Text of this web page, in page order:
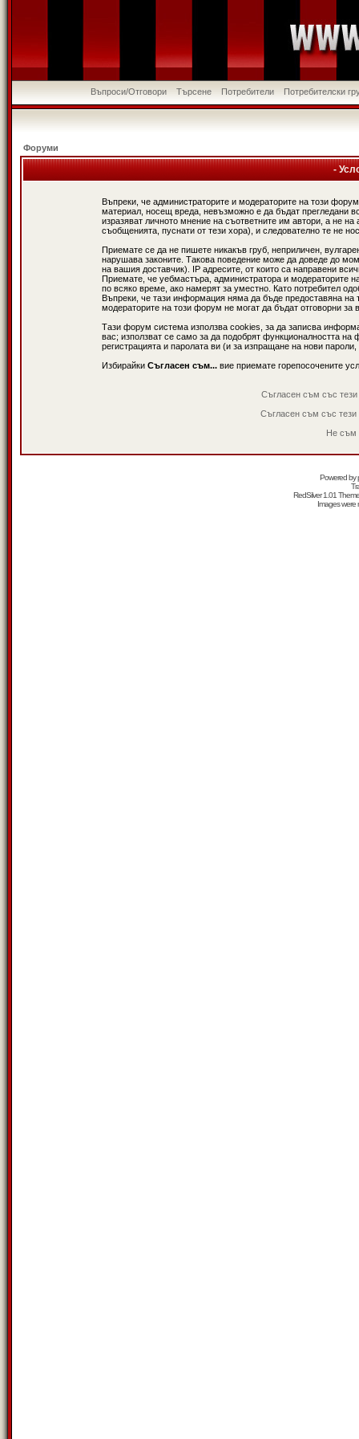
Въпроси/Отговори Търсене Потребители Потребителски
Форуми
-
Въпреки, че администраторите и модераторите на този
материал, носещ вреда, невъзможно е да бъдат прегледани
изразяват личното мнение на съответните им автори, а не
съобщенията, пуснати от тези хора), и следователно те не
Приемате се да не пишете никакъв груб, неприличен,
нарушава законите. Такова поведение може да доведе до
на вашия доставчик). IP адресите, от които са направени
Приемате, че уебмастъра, администратора и модераторите
по всяко време, ако намерят за уместно. Като потребител
Въпреки, че тази информация няма да бъде предоставяна
модераторите на този форум не могат да бъдат отговорни за
Тази форум система използва cookies, за да записва
вас; използват се само за да подобрят функционалността
регистрацията и паролата ви (и за изпращане на нови
Избирайки Съгласен съм... вие приемате горепосочените
Съгласен съм със
Съгласен съм със
Не съм
Powered by
RedSilver 1.01
Images were